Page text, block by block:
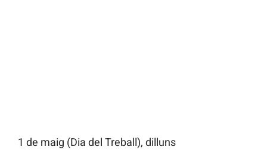
1 de maig (Dia del Treball), dilluns